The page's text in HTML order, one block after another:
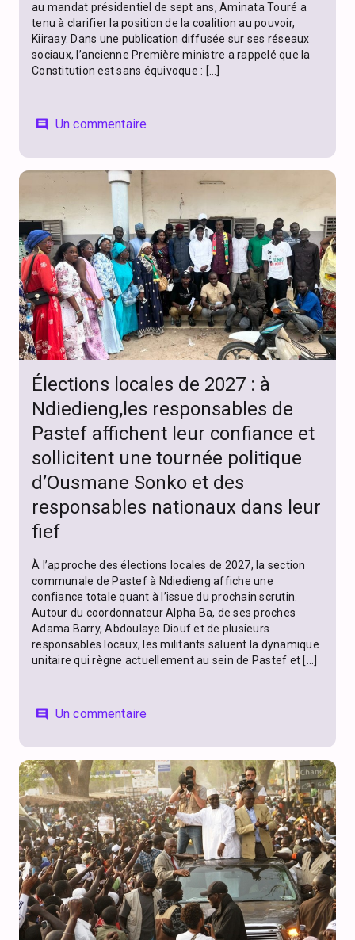
au mandat présidentiel de sept ans, Aminata Touré a
tenu à clarifier la position de la coalition au pouvoir,
Kiiraay. Dans une publication diffusée sur ses réseaux
sociaux, l’ancienne Première ministre a rappelé que la
Constitution est sans équivoque : […]
comment Un commentaire
Élections locales de 2027 : à
Ndiedieng,les responsables de
Pastef affichent leur confiance et
sollicitent une tournée politique
d’Ousmane Sonko et des
responsables nationaux dans leur
fief
À l’approche des élections locales de 2027, la section
communale de Pastef à Ndiedieng affiche une
confiance totale quant à l’issue du prochain scrutin.
Autour du coordonnateur Alpha Ba, de ses proches
Adama Barry, Abdoulaye Diouf et de plusieurs
responsables locaux, les militants saluent la dynamique
unitaire qui règne actuellement au sein de Pastef et […]
comment Un commentaire